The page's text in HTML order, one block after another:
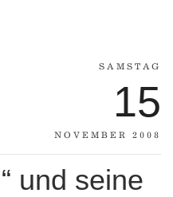
SAMSTAG
15
NOVEMBER 2008
und seine